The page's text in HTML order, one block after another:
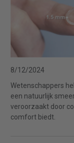
8/12/2024
Wetenschappers
een natuurlijk
veroorzaakt door
comfort biedt.